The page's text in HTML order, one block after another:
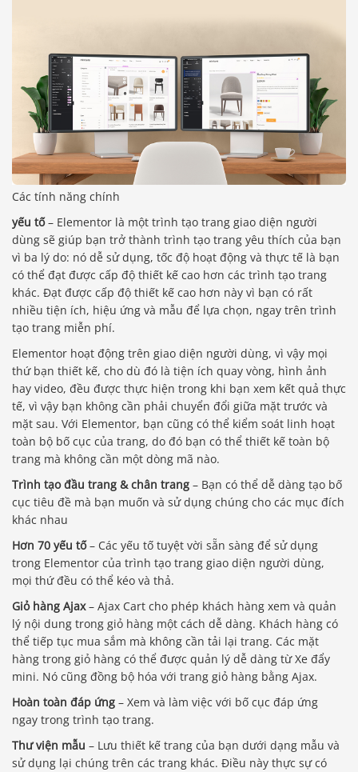
Các tính năng chính
yếu tố– Elementor là một trình tạo trang giao diện người
dùng sẽ giúp bạn trở thành trình tạo trang yêu thích của bạn
vì ba lý do: nó dễ sử dụng, tốc độ hoạt động và thực tế là bạn
có thể đạt được cấp độ thiết kế cao hơn các trình tạo trang
khác. Đạt được cấp độ thiết kế cao hơn này vì bạn có rất
nhiều tiện ích, hiệu ứng và mẫu để lựa chọn, ngay trên trình
tạo trang miễn phí.
Elementor hoạt động trên giao diện người dùng, vì vậy mọi
thứ bạn thiết kế, cho dù đó là tiện ích quay vòng, hình ảnh
hay video, đều được thực hiện trong khi bạn xem kết quả thực
tế, vì vậy bạn không cần phải chuyển đổi giữa mặt trước và
mặt sau. Với Elementor, bạn cũng có thể kiểm soát linh hoạt
toàn bộ bố cục của trang, do đó bạn có thể thiết kế toàn bộ
trang mà không cần một dòng mã nào.
Trình tạo đầu trang & chân trang – Bạn có thể dễ dàng tạo bố
cục tiêu đề mà bạn muốn và sử dụng chúng cho các mục đích
khác nhau
Hơn 70 yếu tố– Các yếu tố tuyệt vời sẵn sàng để sử dụng
trong Elementor của trình tạo trang giao diện người dùng,
mọi thứ đều có thể kéo và thả.
Giỏ hàng Ajax– Ajax Cart cho phép khách hàng xem và quản
lý nội dung trong giỏ hàng một cách dễ dàng. Khách hàng có
thể tiếp tục mua sắm mà không cần tải lại trang. Các mặt
hàng trong giỏ hàng có thể được quản lý dễ dàng từ Xe đẩy
mini. Nó cũng đồng bộ hóa với trang giỏ hàng bằng Ajax.
Hoàn toàn đáp ứng – Xem và làm việc với bố cục đáp ứng
ngay trong trình tạo trang.
Thư viện mẫu – Lưu thiết kế trang của bạn dưới dạng mẫu và
sử dụng lại chúng trên các trang khác. Điều này thực sự có